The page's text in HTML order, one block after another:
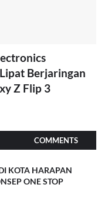
Berjaringan
Z Flip 3
COMMENTS
KOTA HARAPAN
ONE STOP